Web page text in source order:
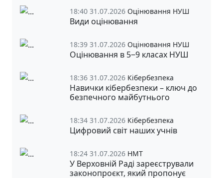
18:40 31.07.2026 Оцінювання НУШ
Види оцінювання
18:39 31.07.2026 Оцінювання НУШ
Оцінювання в 5‒9 класах НУШ
18:36 31.07.2026 Кібербезпека
Навички кібербезпеки – ключ до
безпечного майбутнього
18:34 31.07.2026 Кібербезпека
Цифровий світ наших учнів
18:24 31.07.2026 НМТ
У Верховній Раді зареєстрували
законопроєкт, який пропонує